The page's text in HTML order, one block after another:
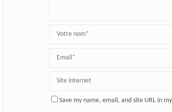
Save my name, email, and site URL in